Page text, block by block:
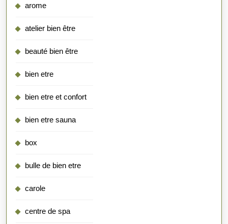
arome
atelier bien être
beauté bien être
bien etre
bien etre et confort
bien etre sauna
box
bulle de bien etre
carole
centre de spa